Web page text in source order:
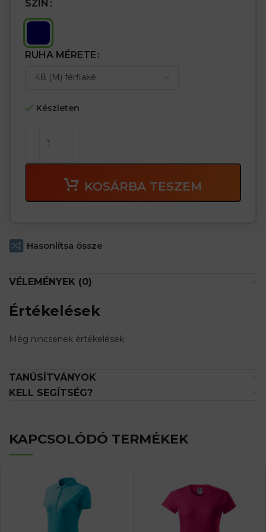
SZÍN
RUHA MÉRETE
Készleten
KOSÁRBA TESZEM
Hasonlítsa össze
VÉLEMÉNYEK (0)
Értékelések
Még nincsenek értékelések.
TANÚSÍTVÁNYOK
KELL SEGÍTSÉG?
KAPCSOLÓDÓ TERMÉKEK